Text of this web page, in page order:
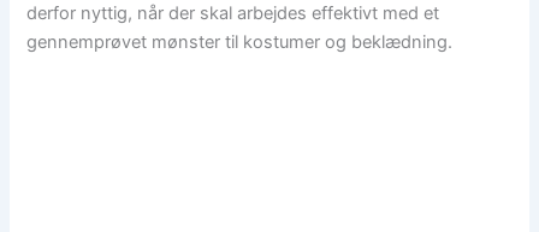
derfor nyttig, når der skal arbejdes effektivt med et
gennemprøvet mønster til kostumer og beklædning.